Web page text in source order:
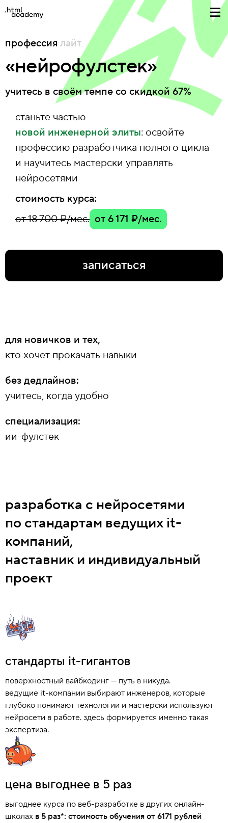
профессия лайт
«нейрофулстек»
учитесь в своём темпе со скидкой 67%
станьте частью
новой инженерной элиты: освойте
профессию разработчика полного цикла
и научитесь мастерски управлять
нейросетями
стоимость курса:
от 18 700 ₽/мес. от 6 171 ₽/мес.
записаться
для новичков и тех,
кто хочет прокачать навыки
без дедлайнов:
учитесь, когда удобно
специализация:
ии-фулстек
разработка с нейросетями
по стандартам ведущих it-
компаний,
наставник и индивидуальный
проект
стандарты it-гигантов
поверхностный вайбкодинг — путь в никуда.
ведущие it-компании выбирают инженеров, которые
глубоко понимают технологии и мастерски используют
нейросети в работе. здесь формируется именно такая
экспертиза.
цена выгоднее в 5 раз
выгоднее курса по веб-разработке в других онлайн-
школах в 5 раз*: стоимость обучения от 6171 рублей